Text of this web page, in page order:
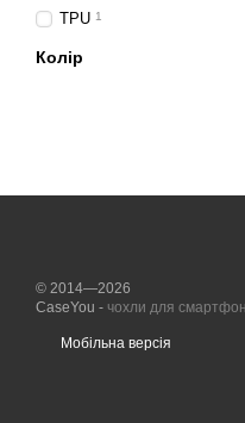
TPU 1
Колір
© 2014—2026
CaseYou - чохли для
Мобільна версія